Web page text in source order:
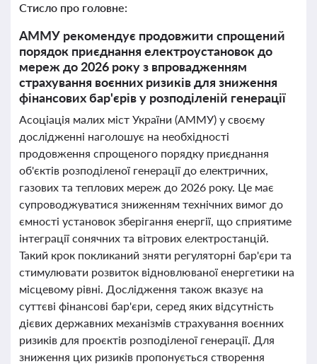
Стисло про головне:
АММУ рекомендує продовжити спрощений
порядок приєднання електроустановок до
мереж до 2026 року з впровадженням
страхування воєнних ризиків для зниження
фінансових бар'єрів у розподіленій генерації
Асоціація малих міст України (АММУ) у своєму
дослідженні наголошує на необхідності
продовження спрощеного порядку приєднання
об'єктів розподіленої генерації до електричних,
газових та теплових мереж до 2026 року. Це має
супроводжуватися зниженням технічних вимог до
ємності установок зберігання енергії, що сприятиме
інтеграції сонячних та вітрових електростанцій.
Такий крок покликаний зняти регуляторні бар'єри та
стимулювати розвиток відновлюваної енергетики на
місцевому рівні. Дослідження також вказує на
суттєві фінансові бар'єри, серед яких відсутність
дієвих державних механізмів страхування воєнних
ризиків для проєктів розподіленої генерації. Для
зниження цих ризиків пропонується створення